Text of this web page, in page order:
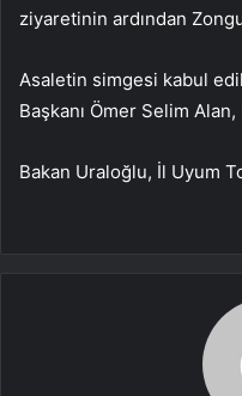
ziyaretinin ardından
Asaletin simgesi kabul
Başkanı Ömer Selim
Bakan Uraloğlu, İl Uyum